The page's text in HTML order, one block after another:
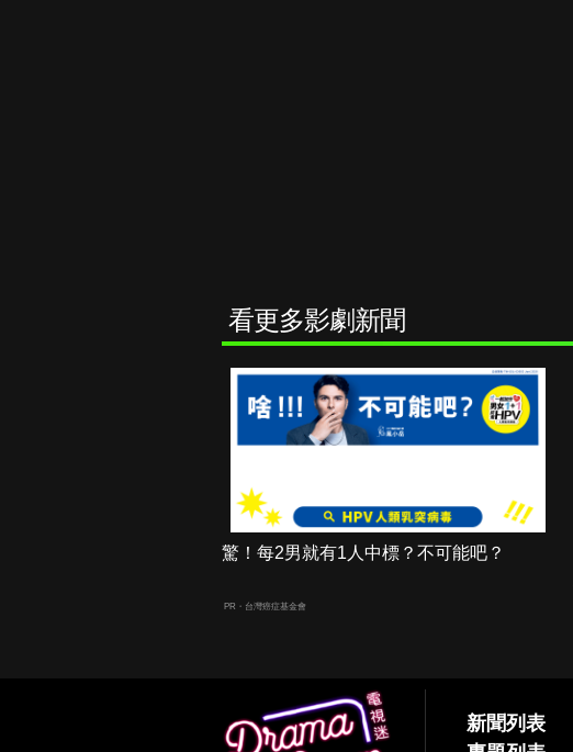
看更多影劇新聞
驚！每2男就有1人中標？不可能吧？
PR・台灣癌症基金會
新聞列表